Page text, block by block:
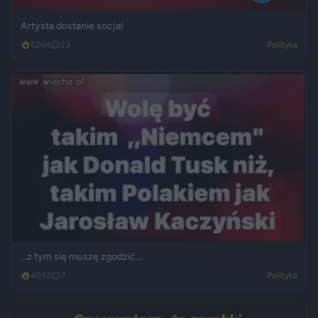
Artysta dostanie socjal
5264 23 Polityka
...z tym się muszę zgodzić...
4032 7 Polityka